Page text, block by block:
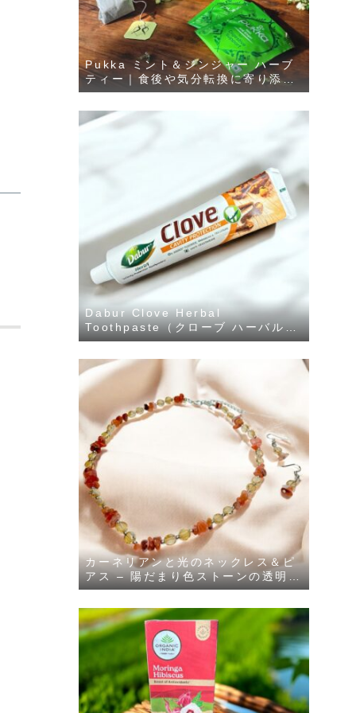
Pukka ミント＆ジンジャー ハーブ
ティー｜食後や気分転換に寄り添う
爽快ブレンド（25包）
Dabur Clove Herbal
Toothpaste（クローブ ハーバル歯
磨き粉）200g
カーネリアンと光のネックレス＆ピ
アス – 陽だまり色ストーンの透明感
セット